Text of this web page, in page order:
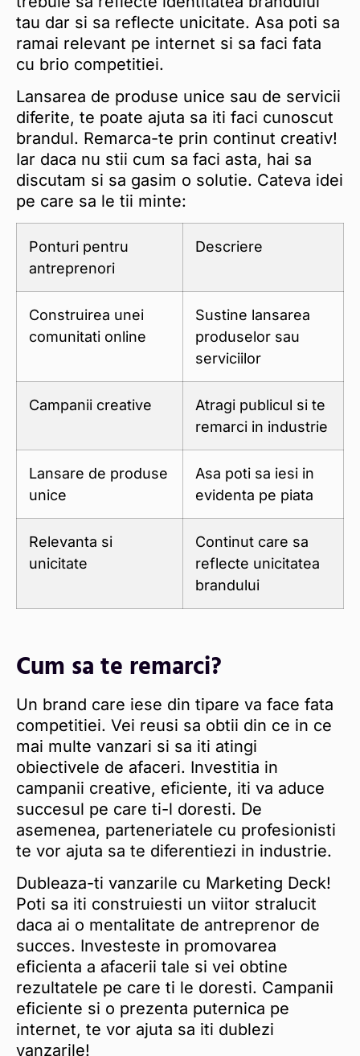
tau dar si sa reflecte unicitate. Asa poti sa
ramai relevant pe internet si sa faci fata
cu brio competitiei.
Lansarea de produse unice sau de servicii
diferite, te poate ajuta sa iti faci cunoscut
brandul. Remarca-te prin continut creativ!
Iar daca nu stii cum sa faci asta, hai sa
discutam si sa gasim o solutie. Cateva idei
pe care sa le tii minte:
Ponturi pentru
antreprenori
Descriere
Construirea unei
comunitati online
Sustine lansarea
produselor sau
serviciilor
Campanii creative
Atragi publicul si te
remarci in industrie
Lansare de produse
unice
Asa poti sa iesi in
evidenta pe piata
Relevanta si
unicitate
Continut care sa
reflecte unicitatea
brandului
Cum sa te remarci?
Un brand care iese din tipare va face fata
competitiei. Vei reusi sa obtii din ce in ce
mai multe vanzari si sa iti atingi
obiectivele de afaceri. Investitia in
campanii creative, eficiente, iti va aduce
succesul pe care ti-l doresti. De
asemenea, parteneriatele cu profesionisti
te vor ajuta sa te diferentiezi in industrie.
Dubleaza-ti vanzarile cu Marketing Deck!
Poti sa iti construiesti un viitor stralucit
daca ai o mentalitate de antreprenor de
succes. Investeste in promovarea
eficienta a afacerii tale si vei obtine
rezultatele pe care ti le doresti. Campanii
eficiente si o prezenta puternica pe
internet, te vor ajuta sa iti dublezi
vanzarile!